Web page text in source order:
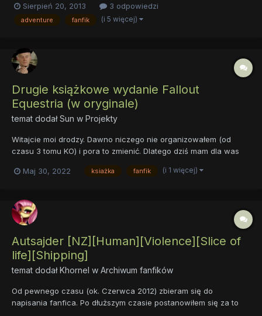
trzeciego sezonu, przed uczynieniem Twilight Alikornem, a po
zreformowaniu Discorda, jednak nie ma to większego w...
Sierpień 20, 2013 3 odpowiedzi
adventure fanfik (i 5 więcej)
Drugie książkowe wydanie Fallout
Equestria (w oryginale)
temat dodałSun w Projekty
Witajcie moi drodzy. Dawno niczego nie organizowałem (od
czasu 3 tomu KO) i pora to zmienić. Dlatego dziś mam dla was
angielsku. Tym razem nastąpiła jednak pewna drobna zmiana.
Maj 30, 2022 ksiażka fanfik (i 1 więcej)
Autsajder [NZ][Human][Violence][Slice of
life][Shipping]
temat dodałKhornel w Archiwum fanfików
Od pewnego czasu (ok. Czerwca 2012) zbieram się do
napisania fanfica. Po dłuższym czasie postanowiłem się za to